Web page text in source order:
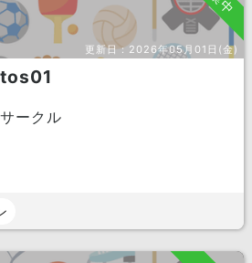
更新日： 2026年05月01日(金)
ークル